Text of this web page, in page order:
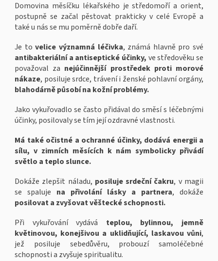
Domovina měsíčku lékařského je středomoří a orient,
postupně se začal pěstovat prakticky v celé Evropě a
také u nás se mu poměrně dobře daří.
Je tovelice významná léčivka, známá hlavně pro své
antibakteriální a antiseptické účinky, ve středověku se
považoval za nejúčinnější prostředek proti morové
nákaze, posiluje srdce, trávení i ženské pohlavní orgány,
blahodárně působí na kožní problémy.
Jako vykuřovadlo se často přidával do směsí s léčebnými
účinky, posilovaly se tím její ozdravné vlastnosti.
Má také očistné a ochranné účinky, dodává energii a
sílu, v zimních měsících k nám symbolicky přivádí
světlo a teplo slunce.
Dokáže zlepšit náladu, posiluje srdeční čakru, v magii
se spaluje na přivolání lásky a partnera, dokáže
posilovat a zvyšovat věštecké schopnosti.
Při vykuřování vydává teplou, bylinnou, jemně
květinovou, konejšivou a uklidňující, laskavou vůni,
jež posiluje sebedůvěru, probouzí samoléčebné
schopnosti a zvyšuje spiritualitu.